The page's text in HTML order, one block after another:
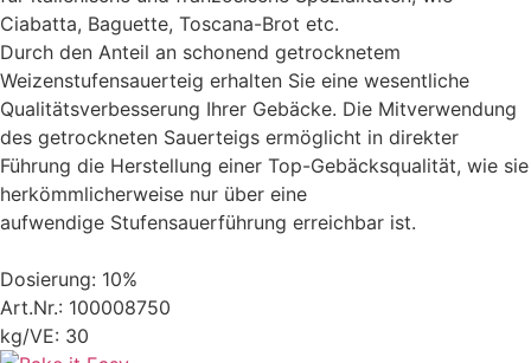
Ciabatta, Baguette, Toscana-Brot etc.
Durch den Anteil an schonend getrocknetem
Weizenstufensauerteig erhalten Sie eine wesentliche
Qualitätsverbesserung Ihrer Gebäcke. Die Mitverwendung
des getrockneten Sauerteigs ermöglicht in direkter
Führung die Herstellung einer Top-Gebäcksqualität, wie sie
herkömmlicherweise nur über eine
aufwendige Stufensauerführung erreichbar ist.
Dosierung: 10%
Art.Nr.: 100008750
kg/VE: 30